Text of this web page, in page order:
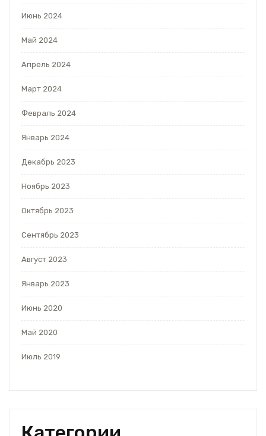
Июнь 2024
Май 2024
Апрель 2024
Март 2024
Февраль 2024
Январь 2024
Декабрь 2023
Ноябрь 2023
Октябрь 2023
Сентябрь 2023
Август 2023
Январь 2023
Июнь 2020
Май 2020
Июль 2019